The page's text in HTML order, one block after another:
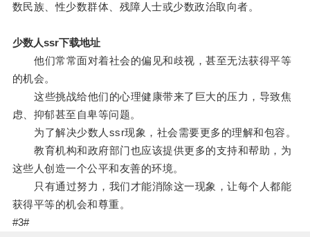
数民族、性少数群体、残障人士或少数政治取向者。
少数人ssr下载地址
他们常常面对着社会的偏见和歧视，甚至无法获得平等
的机会。
这些挑战给他们的心理健康带来了巨大的压力，导致焦
虑、抑郁甚至自卑等问题。
为了解决少数人ssr现象，社会需要更多的理解和包容。
教育机构和政府部门也应该提供更多的支持和帮助，为
这些人创造一个公平和友善的环境。
只有通过努力，我们才能消除这一现象，让每个人都能
获得平等的机会和尊重。
#3#